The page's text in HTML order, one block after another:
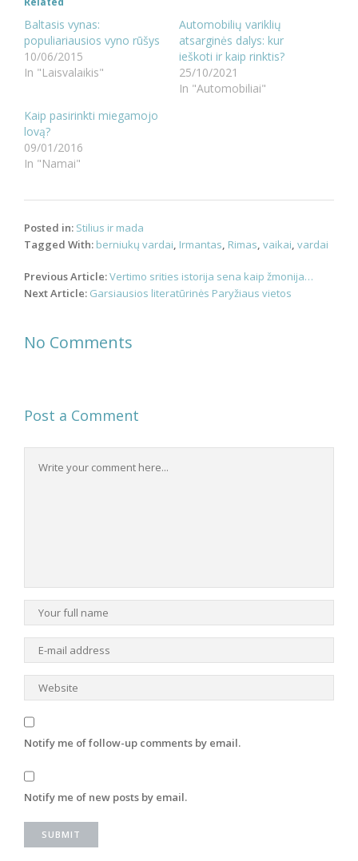
Baltasis vynas:
populiariausios vyno rūšys
10/06/2015
In "Laisvalaikis"
Automobilių variklių
atsarginės dalys: kur
ieškoti ir kaip rinktis?
25/10/2021
In "Automobiliai"
Kaip pasirinkti miegamojo
lovą?
09/01/2016
In "Namai"
Posted in: Stilius ir mada
Tagged With: berniukų vardai, Irmantas, Rimas, vaikai, vardai
Post
navigation
Previous Article:Vertimo srities istorija sena kaip žmonija…
Next Article: Garsiausios literatūrinės Paryžiaus vietos
No Comments
Post a Comment
Notify me of follow-up comments by email.
Notify me of new posts by email.